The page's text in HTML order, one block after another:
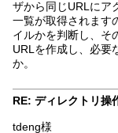
ザから同じURLにア
一覧が取得されます
イルかを判断し、そ
URLを作成し、必要
か。
RE: ディレクトリ操
tdeng様